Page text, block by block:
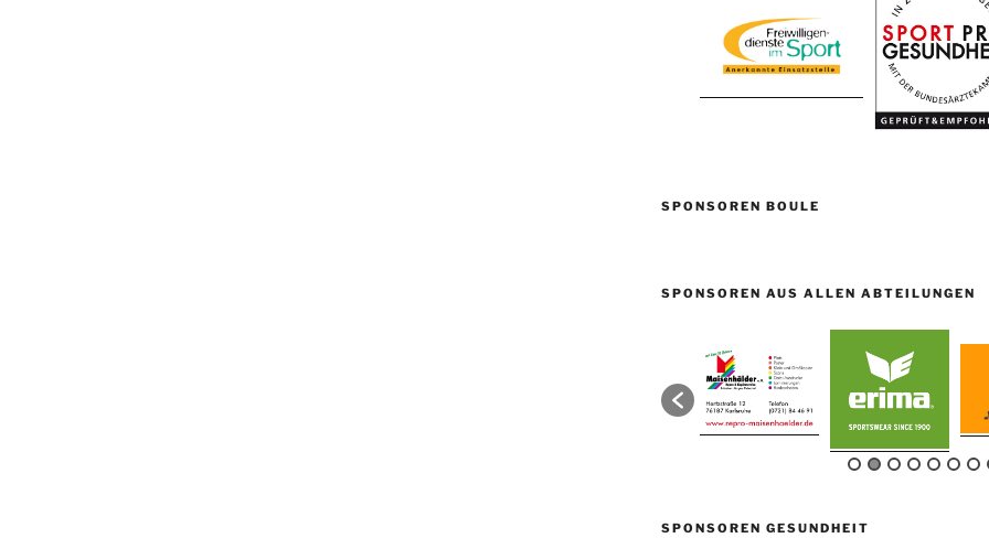
SPONSOREN BOULE
SPONSOREN AUS ALLEN ABTEILUNGEN
SPONSOREN GESUNDHEIT